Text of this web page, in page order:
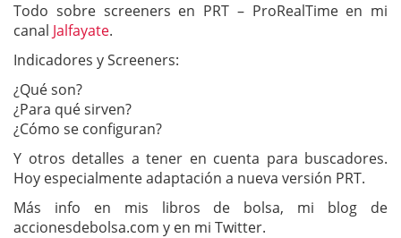
Todo sobre screeners en PRT – ProRealTime en mi
canal Jalfayate.
Indicadores y Screeners:
¿Qué son?
¿Para qué sirven?
¿Cómo se configuran?
Y otros detalles a tener en cuenta para buscadores.
Hoy especialmente adaptación a nueva versión PRT.
Más info en mis libros de bolsa, mi blog de
accionesdebolsa.com y en mi Twitter.